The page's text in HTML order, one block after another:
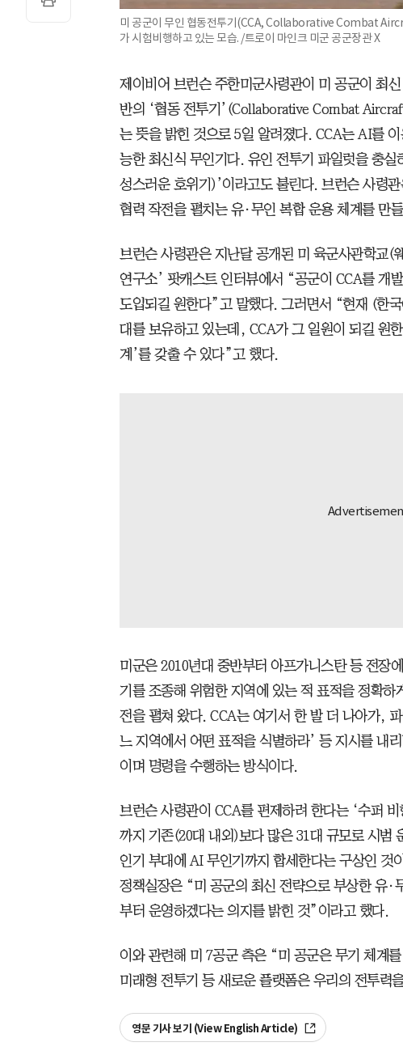
미 공군이 무인 협동전투기(CCA, Collaborative Combat
가 시험비행하고 있는 모습. /트로이 마인크 미군 공군장관 X
제이비어 브런슨 주한미군사령관이 미 공군이 최
반의 ‘협동 전투기’(Collaborative Combat
는 뜻을 밝힌 것으로 5일 알려졌다. CCA는 AI를
능한 최신식 무인기다. 유인 전투기 파일럿을 충
성스러운 호위기)’이라고도 불린다. 브런슨 사령
협력 작전을 펼치는 유·무인 복합 운용 체계를 만
브런슨 사령관은 지난달 공개된 미 육군사관학교(
연구소’ 팟캐스트 인터뷰에서 “공군이 CCA를 개
도입되길 원한다”고 말했다. 그러면서 “현재 (한
대를 보유하고 있는데, CCA가 그 일원이 되길 원
계’를 갖출 수 있다”고 했다.
미군은 2010년대 중반부터 아프가니스탄 등 전장
기를 조종해 위험한 지역에 있는 적 표적을 정확하
전을 펼쳐 왔다. CCA는 여기서 한 발 더 나아가,
느 지역에서 어떤 표적을 식별하라’ 등 지시를 내
이며 명령을 수행하는 방식이다.
브런슨 사령관이 CCA를 편제하려 한다는 ‘수퍼
까지 기존(20대 내외)보다 많은 31대 규모로 시범
인기 부대에 AI 무인기까지 합세한다는 구상인 것
정책실장은 “미 공군의 최신 전략으로 부상한 유·
부터 운영하겠다는 의지를 밝힌 것”이라고 했다.
이와 관련해 미 7공군 측은 “미 공군은 무기 체계
미래형 전투기 등 새로운 플랫폼은 우리의 전투력
영문 기사 보기 (View English Article)